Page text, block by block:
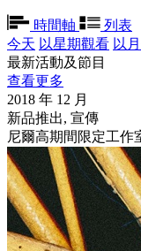
時間軸
列表
今天 以星期觀看 以
最新活動及節目
查看更多
2018 年 12 月
新品推出, 宣傳
尼爾高期間限定工作